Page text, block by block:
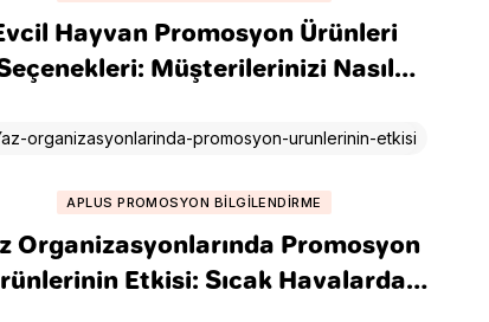
Hayvan Promosyon Ürünleri
Müşterilerinizi Nasıl
APLUS PROMOSYON BILGILENDIRME
Organizasyonlarında Promosyon
Etkisi: Sıcak Havalarda